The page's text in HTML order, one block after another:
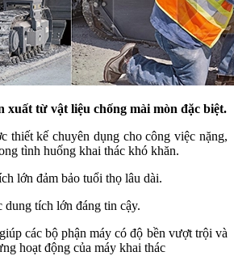
xuất từ vật liệu chống mài mòn đặc biệt.
thiết kế chuyên dụng cho công việc nặng,
tình huống khai thác khó khăn.
lớn đảm bảo tuổi thọ lâu dài.
tích lớn đáng tin cậy.
các bộ phận máy có độ bền vượt trội và
hoạt động của máy khai thác